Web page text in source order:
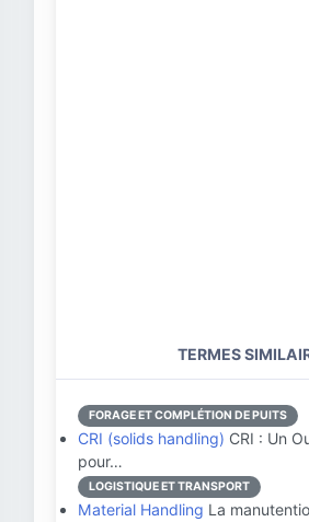
TERMES
FORAGE ET COMPLÉTION DE PUITS
CRI (solids handling) CRI : Un
pour…
LOGISTIQUE ET TRANSPORT
Material Handling La